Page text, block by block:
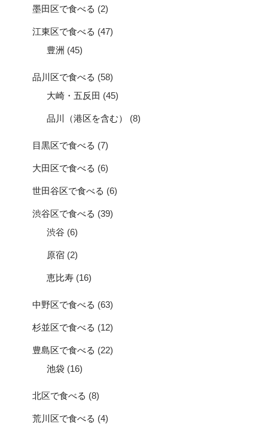
墨田区で食べる (2)
江東区で食べる (47)
豊洲 (45)
品川区で食べる (58)
大崎・五反田 (45)
品川（港区を含む） (8)
目黒区で食べる (7)
大田区で食べる (6)
世田谷区で食べる (6)
渋谷区で食べる (39)
渋谷 (6)
原宿 (2)
恵比寿 (16)
中野区で食べる (63)
杉並区で食べる (12)
豊島区で食べる (22)
池袋 (16)
北区で食べる (8)
荒川区で食べる (4)